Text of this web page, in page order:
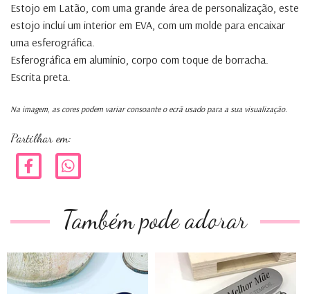
Estojo em Latão, com uma grande área de personalização, este
estojo incluí um interior em EVA, com um molde para encaixar
uma esferográfica.
Esferográfica em alumínio, corpo com toque de borracha.
Escrita preta.
Na imagem, as cores podem variar consoante o ecrã usado para a sua visualização.
Partilhar em:
Também pode adorar